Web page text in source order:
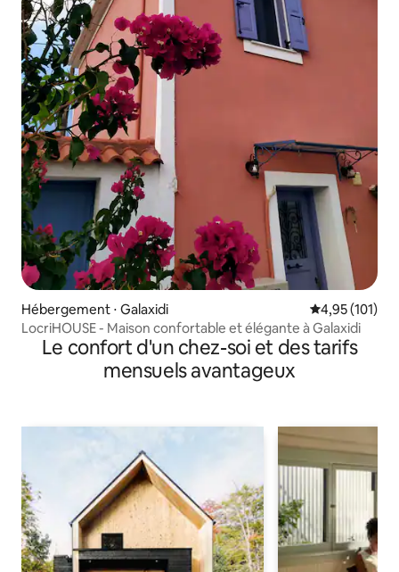
Hébergement ⋅ Galaxidi Évaluation
4,95 (101)
LocriHOUSE - Maison confortable et élégante à Galaxidi
Le confort d'un chez-soi et des tarifs
mensuels avantageux